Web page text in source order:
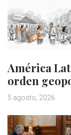
América
orden
5 agosto, 2026